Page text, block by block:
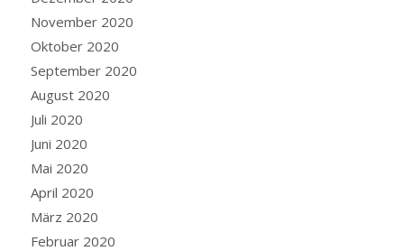
November 2020
Oktober 2020
September 2020
August 2020
Juli 2020
Juni 2020
Mai 2020
April 2020
März 2020
Februar 2020